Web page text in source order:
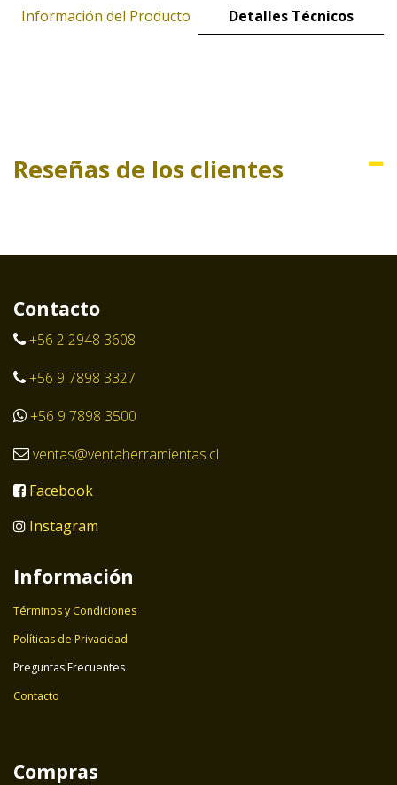
Información del Producto Detalles Técnicos
Reseñas de los clientes
Contacto
+56 2 2948 3608
+56 9 7898 3327
+56 9 7898 3500
ventas@ventaherramientas.cl
Facebook
Instagram
Información
Términos y Condiciones
Políticas de Privacidad
Preguntas Frecuentes
Contacto
Compras